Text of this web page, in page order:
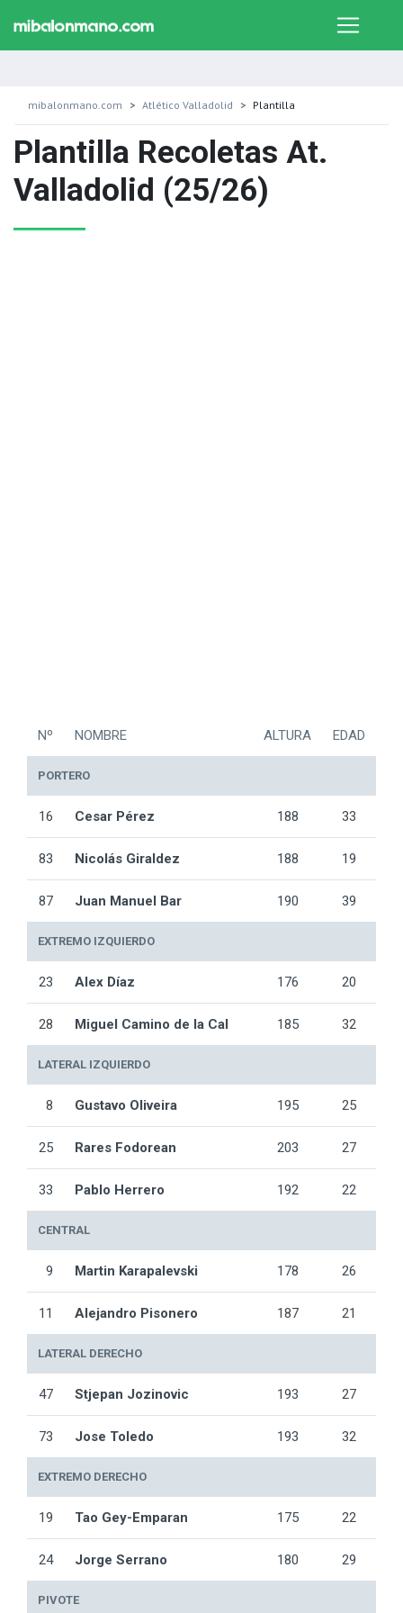
mibalonmano.com Atlético Valladolid Plantilla
Plantilla Recoletas At.
Valladolid (25/26)
Nº NOMBRE ALTURA EDAD
PORTERO
16 Cesar Pérez 188 33
83 Nicolás Giraldez 188 19
87 Juan Manuel Bar 190 39
EXTREMO IZQUIERDO
23 Alex Díaz 176 20
28 Miguel Camino de la Cal 185 32
LATERAL IZQUIERDO
8 Gustavo Oliveira 195 25
25 Rares Fodorean 203 27
33 Pablo Herrero 192 22
CENTRAL
9 Martin Karapalevski 178 26
11 Alejandro Pisonero 187 21
LATERAL DERECHO
47 Stjepan Jozinovic 193 27
73 Jose Toledo 193 32
EXTREMO DERECHO
19 Tao Gey-Emparan 175 22
24 Jorge Serrano 180 29
PIVOTE